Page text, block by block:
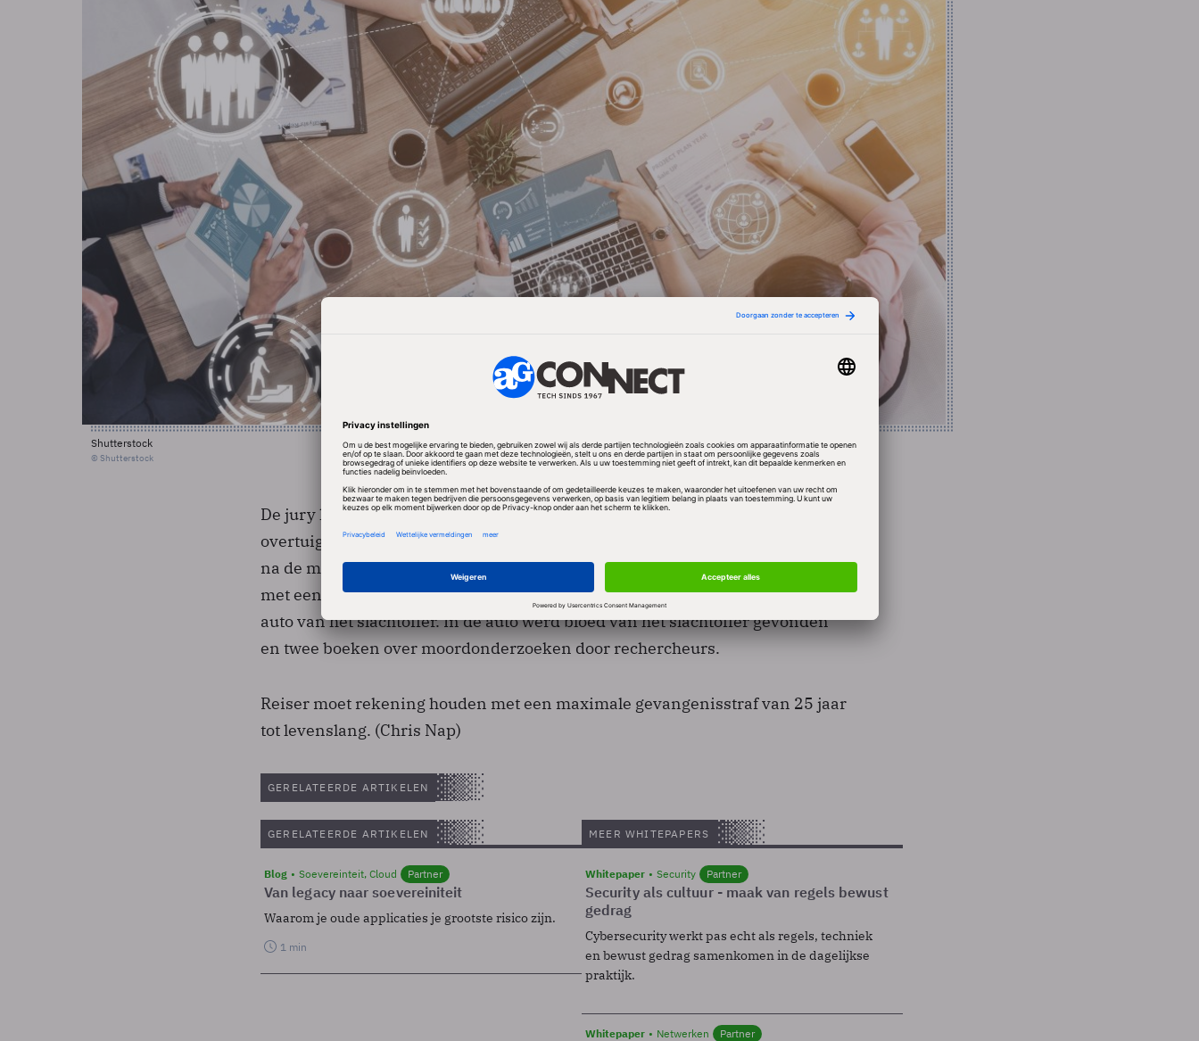
Shutterstock
© Shutterstock
De jury kon met uitsluitend indirect bewijs van Reisers (44) schuld worden
overtuigd. Zo verwijderde Reiser de passagierstoel van zijn Honda CRX kort
na de moord en dankte die stoel af. Daarna spoot hij zijn auto van binnen af
met een tuinslang. De blankstaande auto werd gevonden in de buurt van de
auto van het slachtoffer. In de auto werd bloed van het slachtoffer gevonden
en twee boeken over moordonderzoeken door rechercheurs.
Reiser moet rekening houden met een maximale gevangenisstraf van 25 jaar
tot levenslang. (Chris Nap)
GERELATEERDE ARTIKELEN
GERELATEERDE ARTIKELEN
Blog Soevereinteit, Cloud Partner
Van legacy naar soevereiniteit
Waarom je oude applicaties je grootste risico zijn.
1 min
MEER WHITEPAPERS
Whitepaper Security Partner
Security als cultuur - maak van regels bewust
gedrag
Cybersecurity werkt pas echt als regels, techniek
en bewust gedrag samenkomen in de dagelijkse
praktijk.
Whitepaper Netwerken Partner